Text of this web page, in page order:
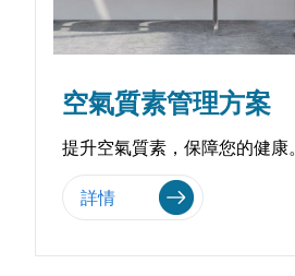
空氣質素管理方案
提升空氣質素，保障您的健康。
詳情